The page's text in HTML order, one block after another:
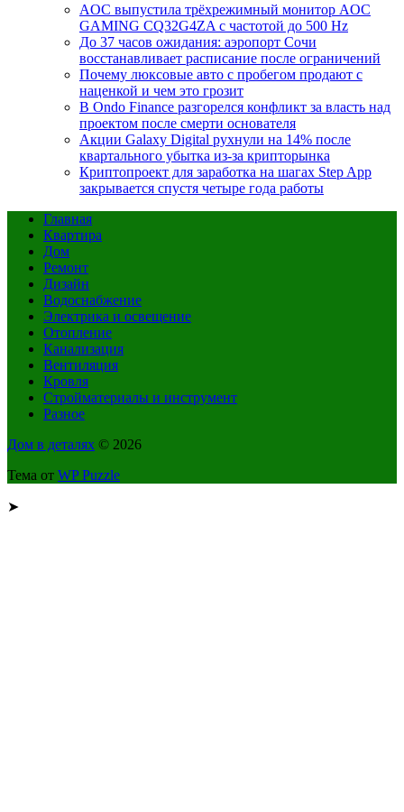
AOC выпустила трёхрежимный монитор AOC
GAMING CQ32G4ZA с частотой до 500 Hz
До 37 часов ожидания: аэропорт Сочи
восстанавливает расписание после ограничений
Почему люксовые авто с пробегом продают с
наценкой и чем это грозит
В Ondo Finance разгорелся конфликт за власть над
проектом после смерти основателя
Акции Galaxy Digital рухнули на 14% после
квартального убытка из-за крипторынка
Криптопроект для заработка на шагах Step App
закрывается спустя четыре года работы
Главная
Квартира
Дом
Ремонт
Дизайн
Водоснабжение
Электрика и освещение
Отопление
Канализация
Вентиляция
Кровля
Стройматериалы и инструмент
Разное
Дом в деталях © 2026
Тема от WP Puzzle
➤